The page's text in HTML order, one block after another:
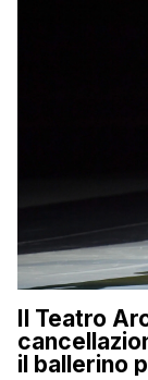
Il Teatro
il ballerino